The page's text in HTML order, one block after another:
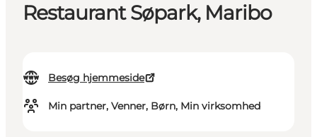
Restaurant Søpark, Maribo
Besøg hjemmeside
Min partner, Venner, Børn, Min virksomhed